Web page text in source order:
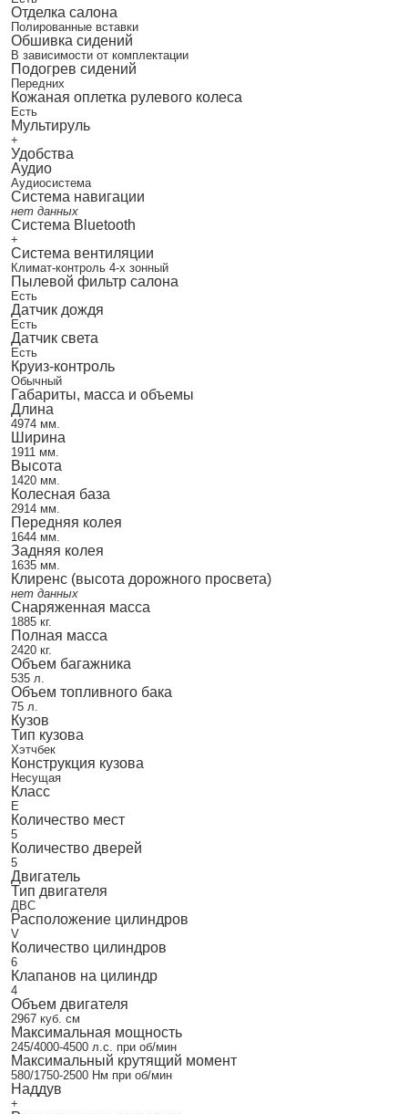
Отделка салона
Полированные вставки
Обшивка сидений
В зависимости от комплектации
Подогрев сидений
Передних
Кожаная оплетка рулевого колеса
Есть
Мультируль
+
Удобства
Аудио
Аудиосистема
Система навигации
нет данных
Система Bluetooth
+
Система вентиляции
Климат-контроль 4-х зонный
Пылевой фильтр салона
Есть
Датчик дождя
Есть
Датчик света
Есть
Круиз-контроль
Обычный
Габариты, масса и объемы
Длина
4974 мм.
Ширина
1911 мм.
Высота
1420 мм.
Колесная база
2914 мм.
Передняя колея
1644 мм.
Задняя колея
1635 мм.
Клиренс (высота дорожного просвета)
нет данных
Снаряженная масса
1885 кг.
Полная масса
2420 кг.
Объем багажника
535 л.
Объем топливного бака
75 л.
Кузов
Тип кузова
Хэтчбек
Конструкция кузова
Несущая
Класс
E
Количество мест
5
Количество дверей
5
Двигатель
Тип двигателя
ДВС
Расположение цилиндров
V
Количество цилиндров
6
Клапанов на цилиндр
4
Объем двигателя
2967 куб. см
Максимальная мощность
245/4000-4500 л.с. при об/мин
Максимальный крутящий момент
580/1750-2500 Нм при об/мин
Наддув
+